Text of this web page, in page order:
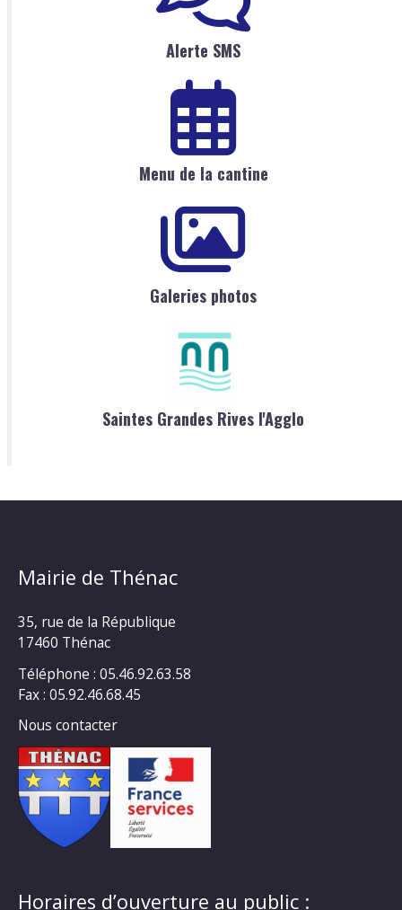
Alerte SMS
Menu de la cantine
Galeries photos
Saintes Grandes Rives l'Agglo
Mairie de Thénac
35, rue de la République
17460 Thénac
Téléphone : 05.46.92.63.58
Fax : 05.92.46.68.45
Nous contacter
Horaires d’ouverture au public :